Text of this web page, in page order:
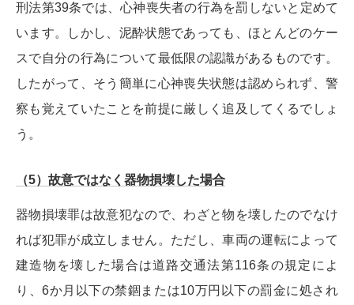
刑法第39条では、心神喪失者の行為を罰しないと定めて
います。しかし、泥酔状態であっても、ほとんどのケー
スで自分の行為について最低限の認識があるものです。
したがって、そう簡単に心神喪失状態は認められず、警
察も覚えていたことを前提に厳しく追及してくるでしょ
う。
（5）故意ではなく器物損壊した場合
器物損壊罪は故意犯なので、わざと物を壊したのでなけ
れば犯罪が成立しません。ただし、車両の運転によって
建造物を壊した場合は道路交通法第116条の規定によ
り、6か月以下の禁錮または10万円以下の罰金に処され